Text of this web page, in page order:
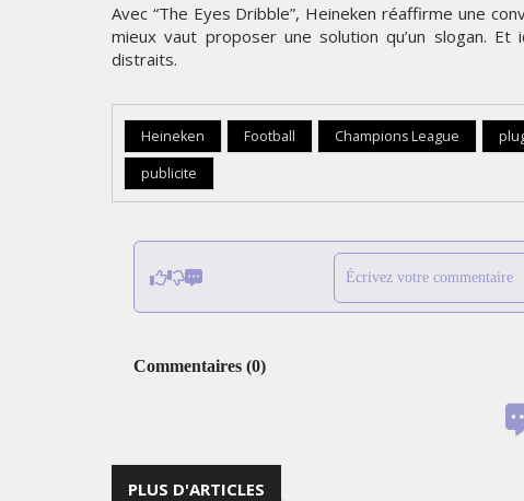
Avec “The Eyes Dribble”, Heineken réaffirme une
mieux vaut proposer une solution qu’un slogan.
distraits.
Heineken Football Champions League
publicite
Écrivez votre commentaire
Commentaires (0)
PLUS D'ARTICLES